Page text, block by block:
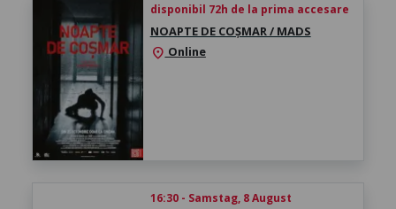
disponibil 72h de la prima accesare
NOAPTE DE COȘMAR / MADS
location_on Online
16:30 - Samstag, 8 August